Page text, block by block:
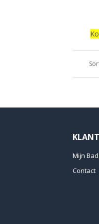
Mijn
Contact